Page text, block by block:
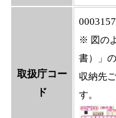
取扱庁コー
ド
※ 図の
書）」
収納先
す。